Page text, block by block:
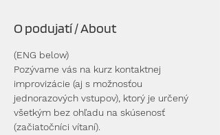
O podujatí / About
(ENG below)
Pozývame vás na kurz kontaktnej
improvizácie (aj s možnosťou
jednorazových vstupov), ktorý je určený
všetkým bez ohľadu na skúsenosť
(začiatočníci vítaní).